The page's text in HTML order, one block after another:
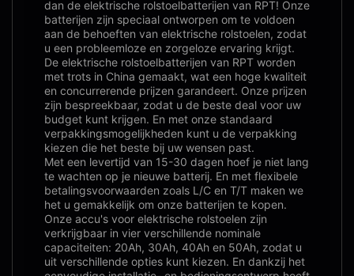
dan de elektrische rolstoelbatterijen van RPT! Onze
batterijen zijn speciaal ontworpen om te voldoen
aan de behoeften van elektrische rolstoelen, zodat
u een probleemloze en zorgeloze ervaring krijgt.
De elektrische rolstoelbatterijen van RPT worden
met trots in China gemaakt, wat een hoge kwaliteit
en concurrerende prijzen garandeert. Onze prijzen
zijn bespreekbaar, zodat u de beste deal voor uw
budget kunt krijgen. En met onze standaard
verpakkingsmogelijkheden kunt u de verpakking
kiezen die het beste bij uw wensen past.
Met een levertijd van 15-30 dagen hoef je niet lang
te wachten op je nieuwe batterij. En met flexibele
betalingsvoorwaarden zoals L/C en T/T maken we
het u gemakkelijk om onze batterijen te kopen.
Onze accu's voor elektrische rolstoelen zijn
verkrijgbaar in vier verschillende nominale
capaciteiten: 20Ah, 30Ah, 40Ah en 50Ah, zodat u
uit verschillende opties kunt kiezen. En dankzij het